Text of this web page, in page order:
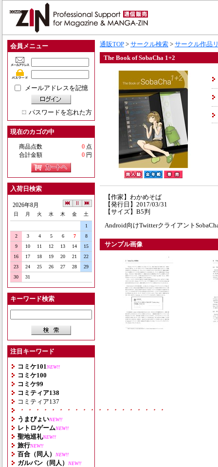
会員メニュー
メールアドレスを記憶
パスワードを忘れた方
現在のカゴの中
商品点数 0 点
合計金額
0 円
入荷日検索
2026年8月
日 月 火 水 木 金 土
1
2
3 4 5 6 7
8
9
10 11 12 13 14
15
16
17 18 19 20 21
22
23
24 25 26 27 28
29
30
31
キーワード検索
注目キーワード
コミケ101 NEW!!
コミケ100
コミケ99
コミティア138
コミティア137
・・・・・・・・・・・・・・・・・・・
うまぴょいNEW!!
レトロゲームNEW!!
聖地巡礼NEW!!
旅行NEW!!
百合（同人） NEW!!
ガルパン（同人） NEW!!
通販TOP > サークル検索 > サークル作品
The Book of SobaCha 1+2
【作家】わかめそば
【発行日】2017/03/31
【サイズ】B5判
Android向けTwitterクライアント
サンプル画像